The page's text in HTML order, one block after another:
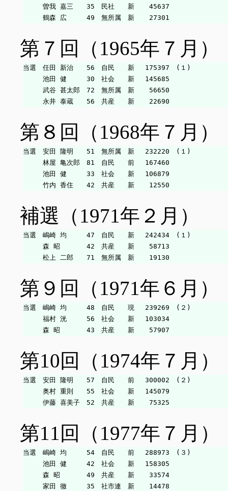
曽我 嘉三　　35　民社　　新　  45637
第７回（1965年７月）
当選　任田 新治　　56　自民　　新　 175397　(１)
池田 健　　　30　社会　　新　 145685
武谷 甚太郎　72　無所属　新　  56650
第８回（1968年７月）
当選　安田 隆明　　51　無所属　新　 232220　(１)
林屋 亀次郎　81　自民　　前　 167460
池田 健　　　33　社会　　新　 106879
補選（1971年２月）
当選　嶋崎 均　　　47　自民　　新　 242434　(１)
森 昭　　　　42　共産　　新　  58713
第９回（1971年６月）
当選　嶋崎 均　　　48　自民　　現　 239269　(２)
福村 洸　　　56　社会　　新　 103034
第10回（1974年７月）
当選　安田 隆明　　57　自民　　前　 300002　(２)
奥村 重則　　55　社会　　新　 145079
第11回（1977年７月）
当選　嶋崎 均　　　54　自民　　前　 288973　(３)
池田 健　　　42　社会　　新　 158305
森 昭　　　　49　共産　　新　  33574